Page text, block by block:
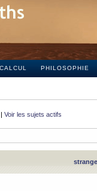
CALCUL PHILOSOPHIE
| Voir les sujets actifs